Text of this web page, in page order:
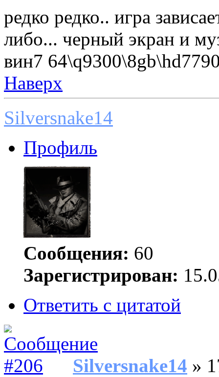
редко редко.. игра
либо... черный экран и
вин7
Наверх
Silversnake14
Профиль
Сообщения: 60
Зарегистрирован:
Ответить с цитатой
Silversnake14 »